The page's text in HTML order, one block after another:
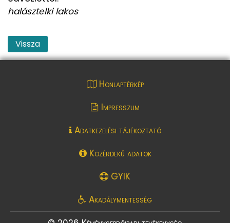
halásztelki lakos
Vissza
Honlaptérkép
Impresszum
Adatkezelési tájékoztató
Közérdekű adatok
GYIK
Akadálymentesség